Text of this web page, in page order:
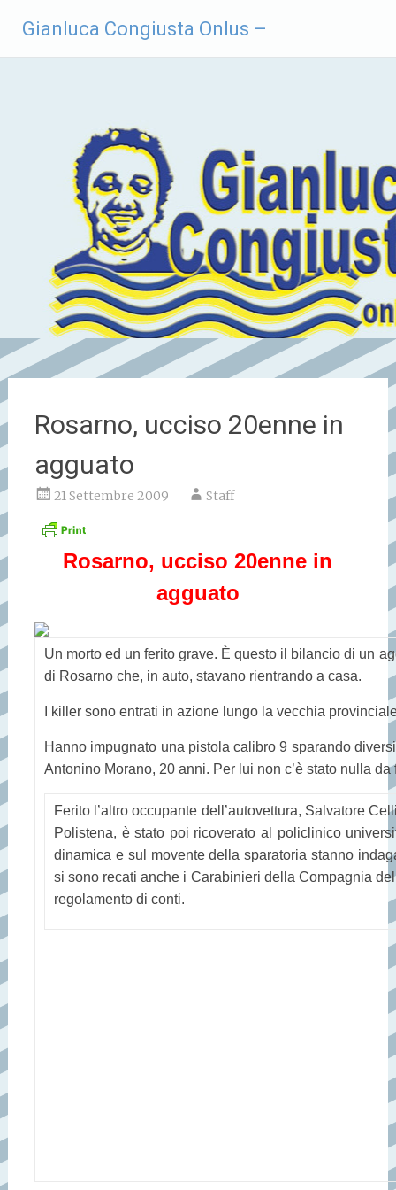
contenuto
Gianluca Congiusta Onlus –
Rosarno, ucciso 20enne in
agguato
21 Settembre 2009 Staff
Rosarno, ucciso 20enne in
agguato
Un morto ed un ferito grave. È questo il bilancio di un
di Rosarno che, in auto, stavano rientrando a casa.
I killer sono entrati in azione lungo la vecchia
Hanno impugnato una pistola calibro 9 sparando
Antonino Morano, 20 anni. Per lui non c’è stato nulla
Ferito l’altro occupante dell’autovettura, Salvatore
Polistena, è stato poi ricoverato al policlinico
dinamica e sul movente della sparatoria stanno
si sono recati anche i Carabinieri della Compagnia
regolamento di conti.